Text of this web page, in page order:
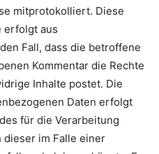
mitprotokolliert. Diese
erfolgt aus
Fall, dass die betroffene
Kommentar die Rechte
Inhalte postet. Die
Daten erfolgt
für die Verarbeitung
im Falle einer